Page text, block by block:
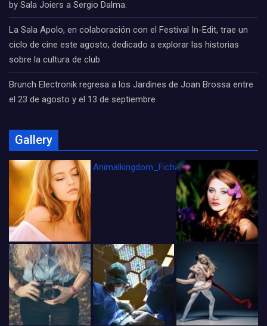
by Sala Joiers a Sergio Dalma.
La Sala Apolo, en colaboración con el Festival In-Edit, trae un
ciclo de cine este agosto, dedicado a explorar las historias
sobre la cultura de club
Brunch Electronik regresa a los Jardines de Joan Brossa entre
el 23 de agosto y el 13 de septiembre
Gallery
Animalkingdom_FichaCine